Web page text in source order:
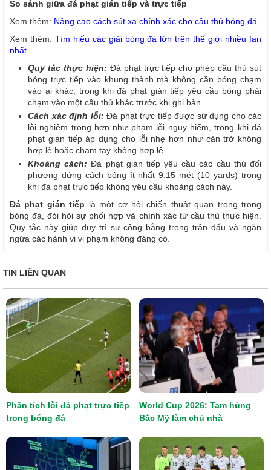
So sánh giữa đá phạt gián tiếp và trực tiếp
Xem thêm: Nâng cao cách sút xa chính xác cho cầu thủ bóng đá
Xem thêm: Tìm hiểu các giải bóng đá lớn trên thế giới nhiều fan
nhất
Quy tắc thực hiện: Đá phạt trực tiếp cho phép cầu thủ sút
bóng trực tiếp vào khung thành mà không cần bóng chạm
vào ai khác, trong khi đá phạt gián tiếp yêu cầu bóng phải
chạm vào một cầu thủ khác trước khi ghi bàn.
Cách xác định lỗi: Đá phạt trực tiếp được sử dụng cho các
lỗi nghiêm trọng hơn như phạm lỗi nguy hiểm, trong khi đá
phạt gián tiếp áp dụng cho lỗi nhẹ hơn như cản trở không
hợp lệ hoặc chạm tay không hợp lệ.
Khoảng cách: Đá phạt gián tiếp yêu cầu các cầu thủ đối
phương đứng cách bóng ít nhất 9.15 mét (10 yards) trong
khi đá phạt trực tiếp không yêu cầu khoảng cách này.
Đá phạt gián tiếp là một cơ hội chiến thuật quan trọng trong
bóng đá, đòi hỏi sự phối hợp và chính xác từ cầu thủ thực hiện.
Quy tắc này giúp duy trì sự công bằng trong trận đấu và ngăn
ngừa các hành vi vi phạm không đáng có.
TIN LIÊN QUAN
Phân tích lỗi đá phạt trực tiếp
trong bóng đá
World Cup 2026: Tam hùng
Bắc Mỹ làm chủ nhà